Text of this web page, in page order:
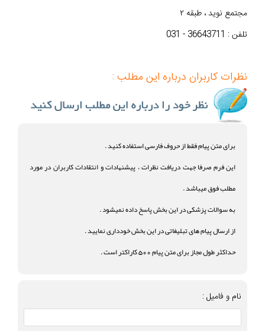
مجتمع نوید ، طبقه ۲
تلفن : 36643711 - 031
نظرات کاربران درباره این مطلب :
برای متن پیام فقط از حروف فارسی استفاده کنید .
این فرم صرفا جهت دریافت نظرات ، پیشنهادات و انتقادات کاربران در مورد
مطلب فوق میباشد .
به سوالات پزشکی در این بخش پاسخ داده نمیشود .
از ارسال پیام های تبلیغاتی در این بخش خودداری نمایید .
حداکثر طول مجاز برای متن پیام 500 کاراکتر است .
نام و فامیل :